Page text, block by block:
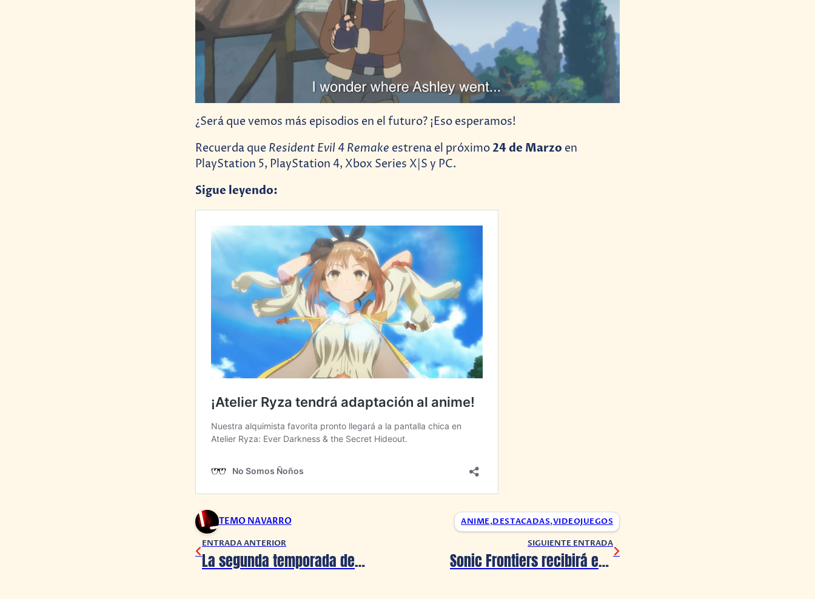
¿Será que vemos más episodios en el futuro? ¡Eso esperamos!
Recuerda que Resident Evil 4 Remake estrena el próximo24 de Marzo en
PlayStation 5, PlayStation 4, Xbox Series X|S y PC.
Sigue leyendo:
TEMO NAVARRO ANIME,DESTACADAS,VIDEOJUEGOS
ENTRADA ANTERIOR
La segunda temporada de la serie de The Last of Us ya está en camino
SIGUIENTE ENTRADA
Sonic Frontiers recibirá esta semana su primer gran DLC